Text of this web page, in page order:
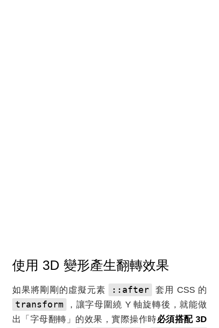
使用 3D 變形產生翻轉效果
如果將剛剛的虛擬元素 ::after 套用 CSS 的
transform
，讓字母圍繞 Y 軸旋轉後，就能做
出「字母翻轉」的效果，實際操作時必須搭配 3D